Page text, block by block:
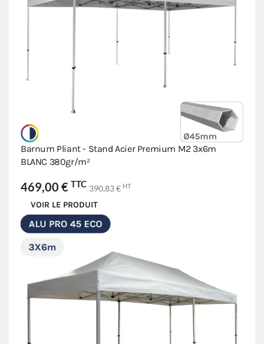
Barnum Pliant - Stand Acier Premium M2 3x6m
BLANC 380gr/m²
469,00 € TTC 390,83 € HT
VOIR LE PRODUIT